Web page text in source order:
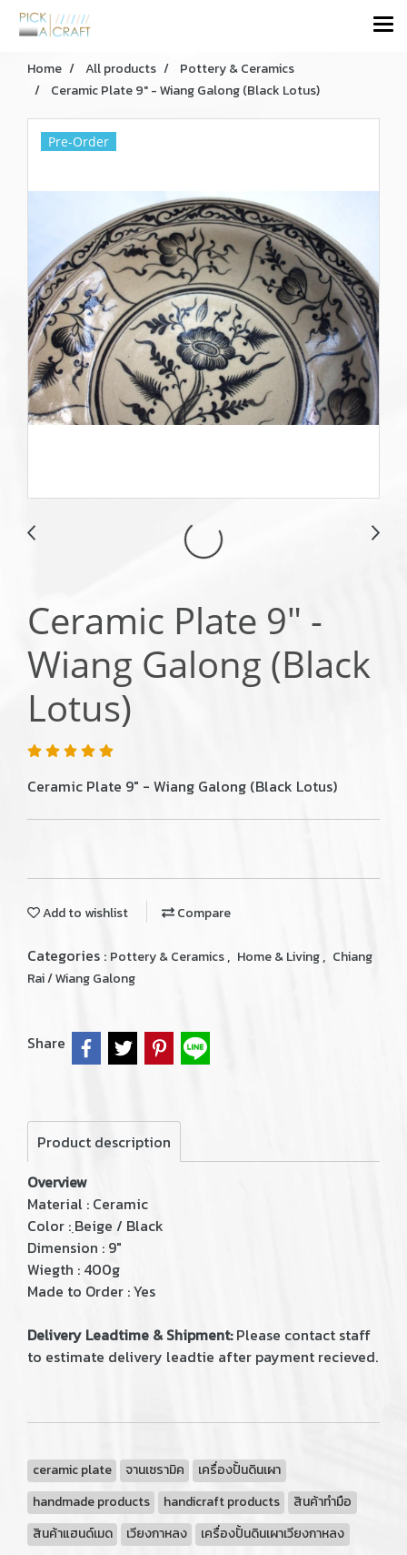
Home All products
Pottery & Ceramics
Ceramic Plate 9" - Wiang Galong (Black Lotus)
Pre-Order
Ceramic Plate 9" -
Wiang Galong (Black
Lotus)
Ceramic Plate 9" - Wiang Galong (Black Lotus)
Add to wishlist Compare
Categories : Pottery & Ceramics, Home & Living, Chiang
Rai / Wiang Galong
Share
Product description
Overview
Material : Ceramic
Color : ฺBeige / Black
Dimension : 9"
Wiegth : 400g
Made to Order : Yes
Delivery Leadtime & Shipment:Please contact staff
to estimate delivery leadtie after payment recieved.
ceramic plate จานเซรามิค
เครื่องปั้นดินเผา
handmade products
handicraft products
สินค้าทำมือ
สินค้าแฮนด์เมด
เวียงกาหลง
เครื่องปั้นดินเผาเวียงกาหลง